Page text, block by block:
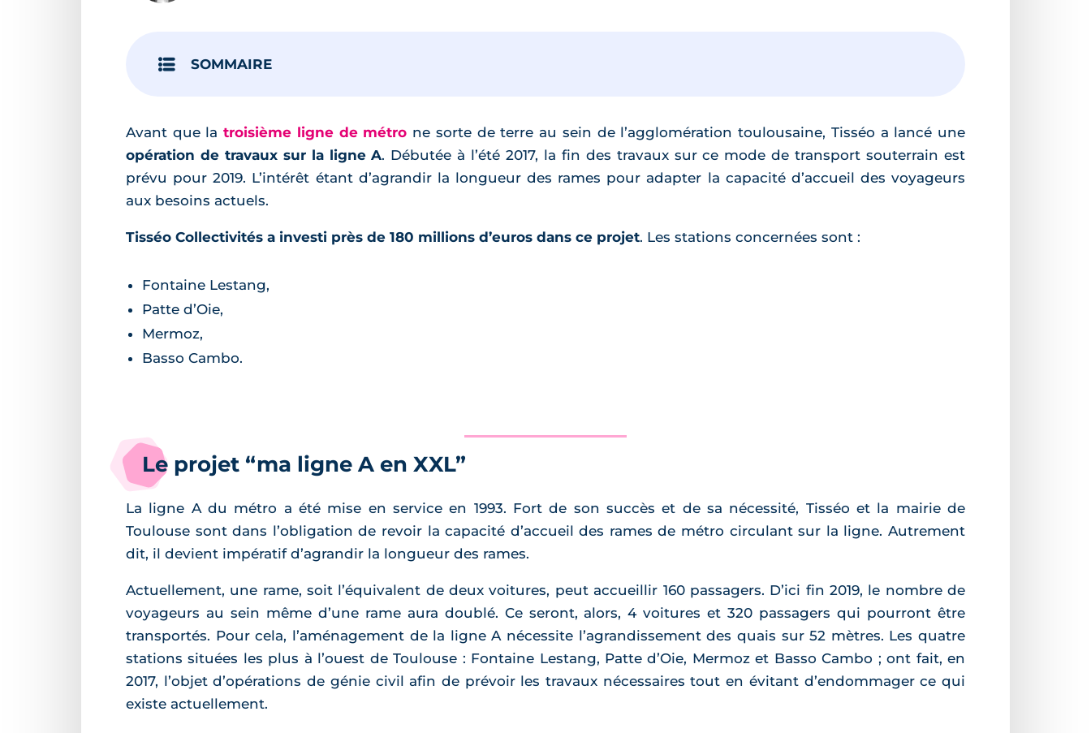
SOMMAIRE
Avant que latroisième ligne de métro ne sorte de terre au sein de l’agglomération toulousaine, Tisséo a lancé une
opération de travaux sur la ligne A. Débutée à l’été 2017, la fin des travaux sur ce mode de transport souterrain est
prévu pour 2019. L’intérêt étant d’agrandir la longueur des rames pour adapter la capacité d’accueil des voyageurs
aux besoins actuels.
Tisséo Collectivités a investi près de 180 millions d’euros dans ce projet. Les stations concernées sont :
Fontaine Lestang,
Patte d’Oie,
Mermoz,
Basso Cambo.
Le projet “ma ligne A en XXL”
La ligne A du métro a été mise en service en 1993. Fort de son succès et de sa nécessité, Tisséo et la mairie de
Toulouse sont dans l’obligation de revoir la capacité d’accueil des rames de métro circulant sur la ligne. Autrement
dit, il devient impératif d’agrandir la longueur des rames.
Actuellement, une rame, soit l’équivalent de deux voitures, peut accueillir 160 passagers. D’ici fin 2019, le nombre de
voyageurs au sein même d’une rame aura doublé. Ce seront, alors, 4 voitures et 320 passagers qui pourront être
transportés. Pour cela, l’aménagement de la ligne A nécessite l’agrandissement des quais sur 52 mètres. Les quatre
stations situées les plus à l’ouest de Toulouse : Fontaine Lestang, Patte d’Oie, Mermoz et Basso Cambo ; ont fait, en
2017, l’objet d’opérations de génie civil afin de prévoir les travaux nécessaires tout en évitant d’endommager ce qui
existe actuellement.